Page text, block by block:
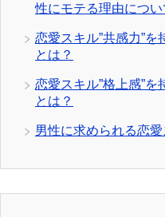
性にモテる理由につい
恋愛スキル”共感力”
とは？
恋愛スキル”格上感”
とは？
男性に求められる恋